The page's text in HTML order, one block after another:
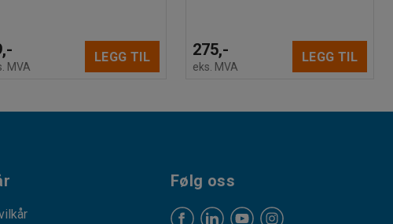
MVA
LEGG TIL 275,-
eks. MVA
LEGG TIL
Følg oss